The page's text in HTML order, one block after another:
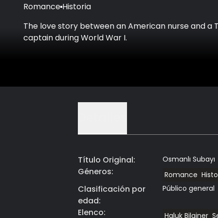
Romance Historia
The love story between an American nurse and a
captain during World War I.
Título Original: Osmanlı Subayı
Géneros: Romance
Clasificación por
edad:
Público general
Elenco: Haluk Bilginer